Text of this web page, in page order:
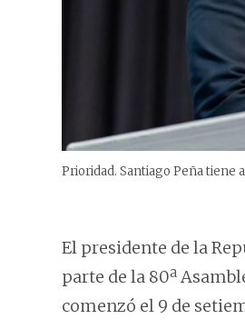
Prioridad. Santiago Peña tiene
El presidente de la
parte de la 80ª
comenzó el 9 de